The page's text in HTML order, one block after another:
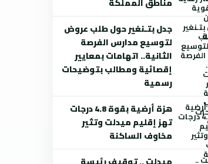
مناطق المملكة
جدل بتـنغير حول طلب عروض
لتوسيع مدارس الفرصة
الثانية.. اتهامات بمعايير
إقصائية ومطالب بتوضيحات
رسمية
هزة أرضية بقوة 4.8 درجات
تهز إقليم ميدلت وتثير
مخاوف الساكنة